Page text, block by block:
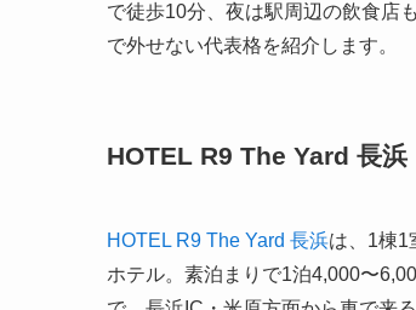
で徒歩10分、夜は駅周辺の飲食店
で外せない代表格を紹介します。
HOTEL R9 The Yard 長
HOTEL R9 The Yard 長浜は、1棟1
ホテル。素泊まりで1泊4,000〜